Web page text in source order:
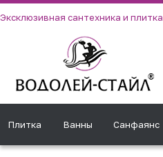
Эксклюзивная сантехника и плитка
Плитка Ванны Санфаянс